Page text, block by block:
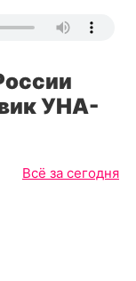
УНА-
Всё за сегодня